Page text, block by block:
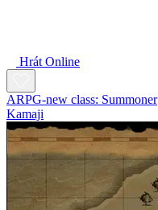
Hrát Online
ARPG-new class: Summoner
Kamaji